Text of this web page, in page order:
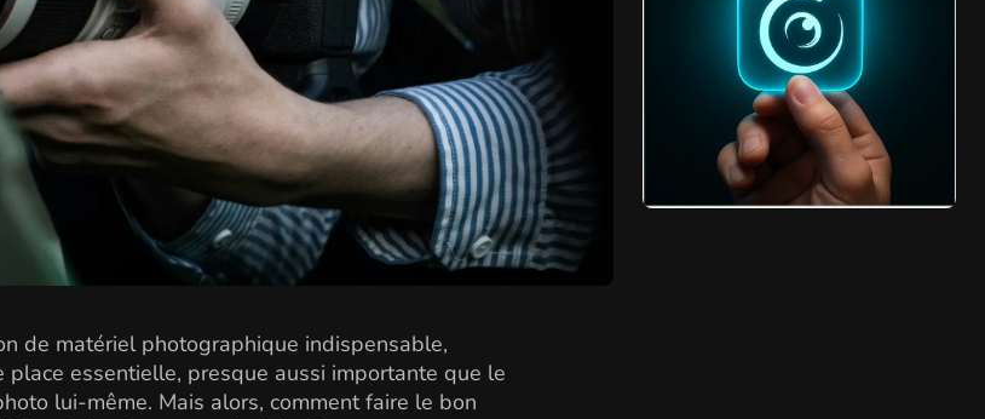
de matériel photographique indispensable,
place essentielle, presque aussi importante que le
lui-même. Mais alors, comment faire le bon